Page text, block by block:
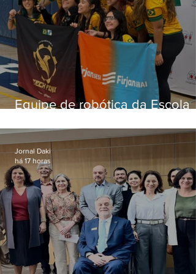
Equipe de robótica da Escola
prêmio internacional nos EUA
Jornal Daki
há 17 horas